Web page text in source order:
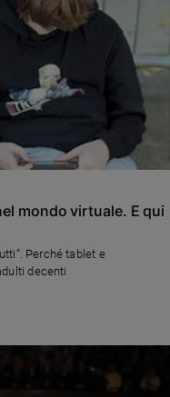
mondo virtuale. E qui
Perché tablet e
decenti